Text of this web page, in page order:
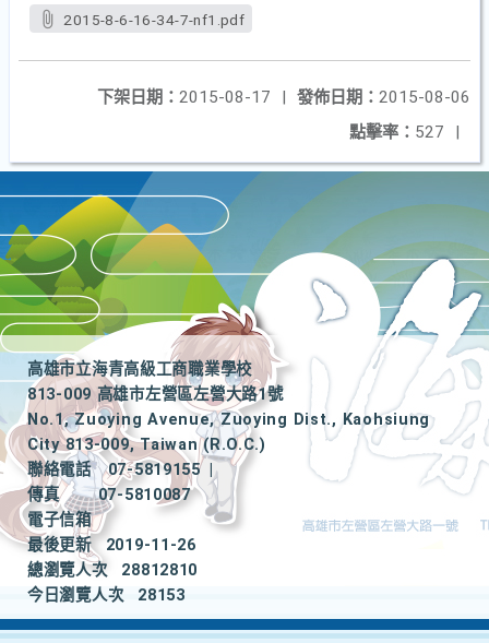
2015-8-6-16-34-7-nf1.pdf
發佈日期： 2015-08-06
下架日期： 2015-08-17
|
點擊率： 527 |
高雄市立海青高級工商職業學校
813-009 高雄市左營區左營大路1號
No.1, Zuoying Avenue, Zuoying Dist., Kaohsiung
City 813-009, Taiwan (R.O.C.)
聯絡電話
07-5819155
|
傳真
07-5810087
電子信箱
最後更新
2019-11-26
總瀏覽人次
28812810
今日瀏覽人次
28153